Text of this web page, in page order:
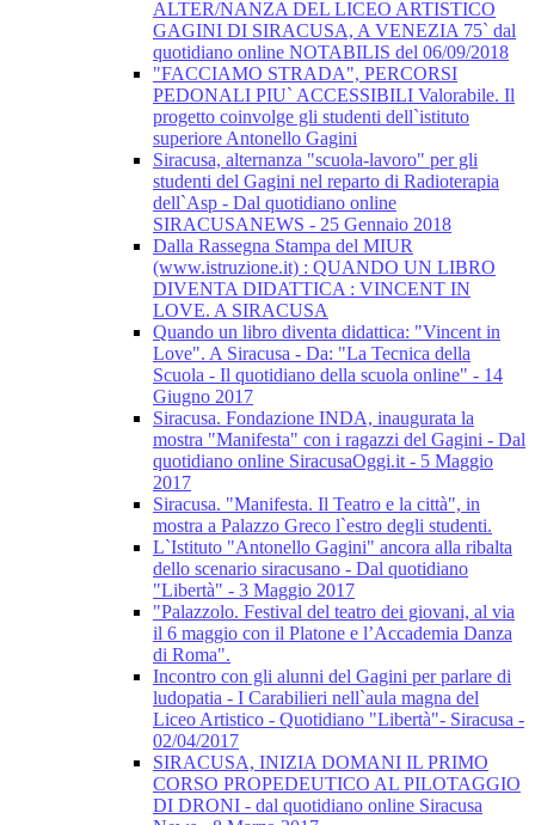
ALTER/NANZA DEL LICEO ARTISTICO
GAGINI DI SIRACUSA, A VENEZIA 75` dal
quotidiano online NOTABILIS del 06/09/2018
"FACCIAMO STRADA", PERCORSI
PEDONALI PIU` ACCESSIBILI Valorabile. Il
progetto coinvolge gli studenti dell`istituto
superiore Antonello Gagini
Siracusa, alternanza "scuola-lavoro" per gli
studenti del Gagini nel reparto di Radioterapia
dell`Asp - Dal quotidiano online
SIRACUSANEWS - 25 Gennaio 2018
Dalla Rassegna Stampa del MIUR
(www.istruzione.it) : QUANDO UN LIBRO
DIVENTA DIDATTICA : VINCENT IN
LOVE. A SIRACUSA
Quando un libro diventa didattica: "Vincent in
Love". A Siracusa - Da: "La Tecnica della
Scuola - Il quotidiano della scuola online" - 14
Giugno 2017
Siracusa. Fondazione INDA, inaugurata la
mostra "Manifesta" con i ragazzi del Gagini - Dal
quotidiano online SiracusaOggi.it - 5 Maggio
2017
Siracusa. "Manifesta. Il Teatro e la città", in
mostra a Palazzo Greco l`estro degli studenti.
L`Istituto "Antonello Gagini" ancora alla ribalta
dello scenario siracusano - Dal quotidiano
"Libertà" - 3 Maggio 2017
"Palazzolo. Festival del teatro dei giovani, al via
il 6 maggio con il Platone e l’Accademia Danza
di Roma".
Incontro con gli alunni del Gagini per parlare di
ludopatia - I Carabilieri nell`aula magna del
Liceo Artistico - Quotidiano "Libertà"- Siracusa -
02/04/2017
SIRACUSA, INIZIA DOMANI IL PRIMO
CORSO PROPEDEUTICO AL PILOTAGGIO
DI DRONI - dal quotidiano online Siracusa